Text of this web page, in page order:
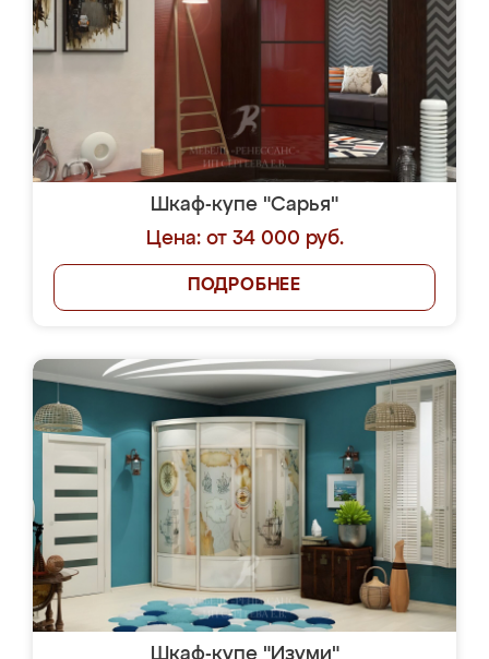
Шкаф-купе "Сарья"
Цена: от 34 000 руб.
ПОДРОБНЕЕ
Шкаф-купе "Изуми"